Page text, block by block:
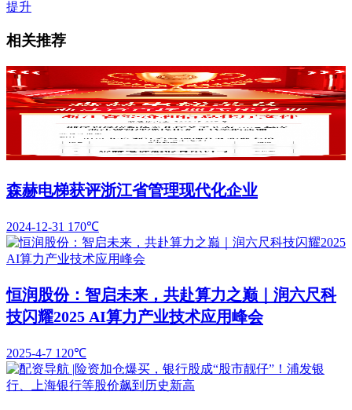
提升
相关推荐
森赫电梯获评浙江省管理现代化企业
2024-12-31 170℃
恒润股份：智启未来，共赴算力之巅｜润六尺科
技闪耀2025 AI算力产业技术应用峰会
2025-4-7 120℃